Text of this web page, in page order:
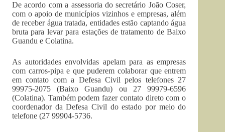
De acordo com a assessoria do secretário João Coser,
com o apoio de municípios vizinhos e empresas, além
de receber água tratada, entidades estão captando água
bruta para levar para estações de tratamento de Baixo
Guandu e Colatina.
As autoridades envolvidas apelam para as empresas
com carros-pipa e que puderem colaborar que entrem
em contato com a Defesa Civil pelos telefones 27
99975-2075 (Baixo Guandu) ou 27 99979-6596
(Colatina). Também podem fazer contato direto com o
coordenador da Defesa Civil do estado por meio do
telefone (27 99904-5736.